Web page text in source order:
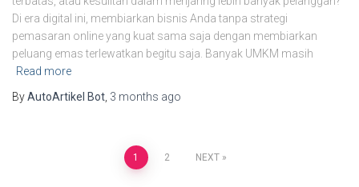
Di era digital ini, membiarkan bisnis Anda tanpa strategi
pemasaran online yang kuat sama saja dengan membiarkan
peluang emas terlewatkan begitu saja. Banyak UMKM masih
Read more
ByAutoArtikel Bot 3 months ago
1 2 NEXT